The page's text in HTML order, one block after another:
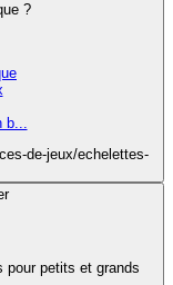
?
de-jeux/echelettes-
petits et grands